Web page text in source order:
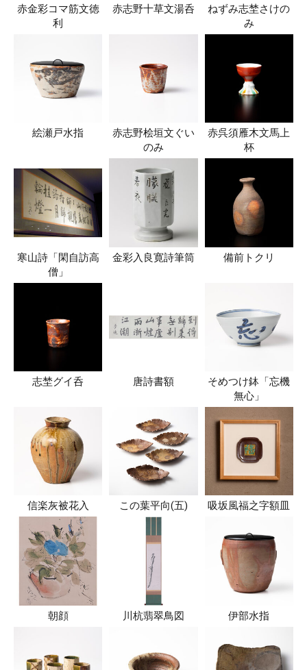
赤金彩コマ筋文徳
利
赤志野十草文湯呑
ねずみ志埜さけの
み
絵瀬戸水指
赤志野桧垣文ぐい
のみ
赤呉須雁木文馬上
杯
寒山詩「閑自訪高
僧」
金彩入良寛詩筆筒 備前トクリ
志埜グイ呑 唐詩書額
そめつけ鉢「忘機
無心」
信楽灰被花入 この葉平向(五) 吸坂風福之字額皿
朝顔 川杭翡翠鳥図 伊部水指